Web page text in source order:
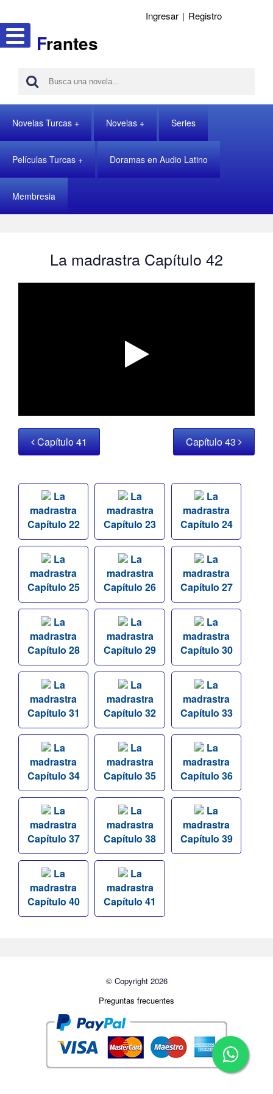
Frantes
Ingresar | Registro
Novelas Turcas Novelas Series
Películas Turcas Doramas en Audio Latino
Membresia
La madrastra Capítulo 42
Capítulo 41 Capítulo 43
La
madrastra
Capítulo 22
La
madrastra
Capítulo 23
La
madrastra
Capítulo 24
La
madrastra
Capítulo 25
La
madrastra
Capítulo 26
La
madrastra
Capítulo 27
La
madrastra
Capítulo 28
La
madrastra
Capítulo 29
La
madrastra
Capítulo 30
La
madrastra
Capítulo 31
La
madrastra
Capítulo 32
La
madrastra
Capítulo 33
La
madrastra
Capítulo 34
La
madrastra
Capítulo 35
La
madrastra
Capítulo 36
La
madrastra
Capítulo 37
La
madrastra
Capítulo 38
La
madrastra
Capítulo 39
La
madrastra
Capítulo 40
La
madrastra
Capítulo 41
© Copyright 2026
Preguntas frecuentes